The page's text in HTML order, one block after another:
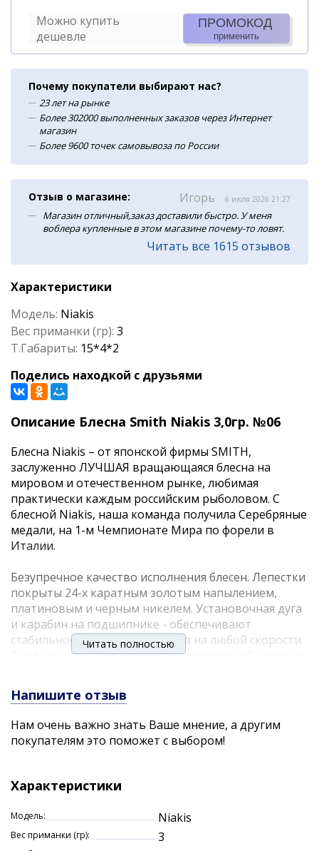
Можно купить
дешевле
ПРОМОКОД
применить
Почему покупатели выбирают нас?
23 лет на рынке
Более 302000 выполненных заказов через Интернет
магазин
Более 9600 точек самовывоза по России
Отзыв о магазине: Игорь 6 июля 2026 21:27
Магазин отличный,заказ доставили быстро. У меня
воблера купленные в этом магазине почему-то ловят.
Читать все 1615 отзывов
Характеристики
Модель: Niakis
Вес приманки (гр): 3
Т.Габариты: 15*4*2
Поделись находкой с друзьями
Описание Блесна Smith Niakis 3,0гр. №06
Блесна Niakis – от японской фирмы SMITH,
заслуженно ЛУЧШАЯ вращающаяся блесна на
мировом и отечественном рынке, любимая
практически каждым российским рыболовом. C
блесной Niakis, наша команда получила Серебряные
медали, на 1-м Чемпионате Мира по форели в
Италии.
Безупречное качество исполнения блесен. Лепестки
покрыты 24-х каратным золотым напылением,
платиновым и черным никелем. Установочная дуга
и карабин на подшипнике - обеспечивают
стабильное вращение лепестка на любой скорости.
Тройники FJC – горячей ковки, химической заточки,
блесны Niakis - ассиметричный вольфрамовый
сердечник. Что это означает?
дальность и точность заброса, пулеобразное
незалипание лепестка
соблазнительную игру уже «на падении»
блесна заводится моментально, при
Читать полностью
Напишите отзыв
Нам очень важно знать Ваше мнение, а другим
покупателям это поможет с выбором!
Характеристики
Модель: Niakis
Вес приманки (гр): 3